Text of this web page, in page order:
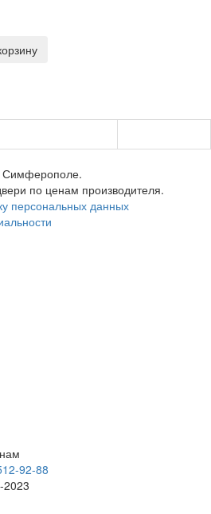
Симферополе.
по ценам производителя.
персональных данных
92-88